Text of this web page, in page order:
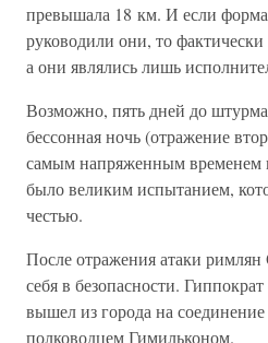
превышала 18 км. И если
руководили они, то
а они являлись лишь
Возможно, пять дней до
бессонная ночь (отражение
самым напряженным временем
было великим испытанием,
честью.
После отражения атаки
себя в безопасности.
вышел из города на
полководцем Гимильконом.